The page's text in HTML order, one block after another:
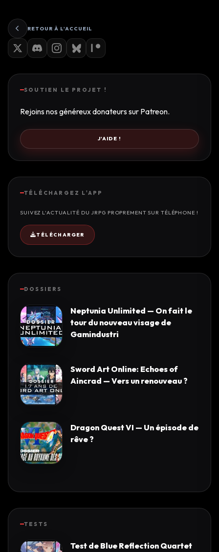
RETOUR À L'ACCUEIL
SOUTIEN LE PROJET !
Rejoins nos généreux donateurs sur Patreon.
J'AIDE !
TÉLÉCHARGEZ L'APP
SUIVEZ L'ACTUALITÉ DU JRPG PROPREMENT SUR TÉLÉPHONE !
TÉLÉCHARGER
DOSSIERS
Neptunia Unlimited — On fait le
tour du nouveau visage de
Gamindustri
Sword Art Online: Echoes of
Aincrad — Vers un renouveau ?
Dragon Quest VI — Un épisode de
rêve ?
TESTS
Test de Blue Reflection Quartet